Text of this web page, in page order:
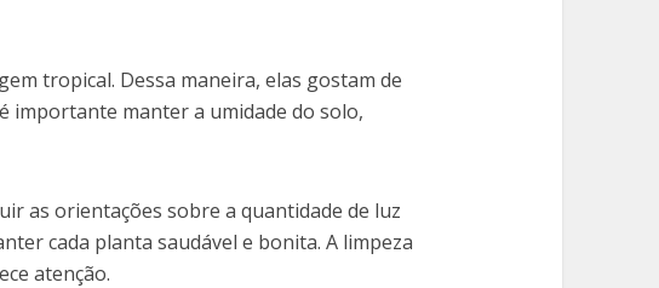
tropical. Dessa maneira, elas gostam de
importante manter a umidade do solo,
as orientações sobre a quantidade de luz
cada planta saudável e bonita. A limpeza
atenção.